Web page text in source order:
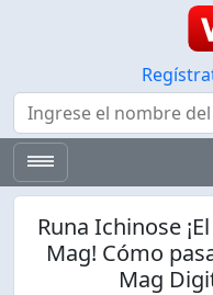
Búsqueda
Runa Ichinose
Mag! Cómo
Mag